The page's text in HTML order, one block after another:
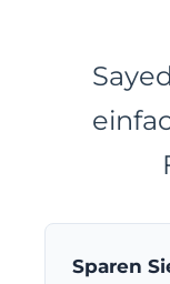
Sparen